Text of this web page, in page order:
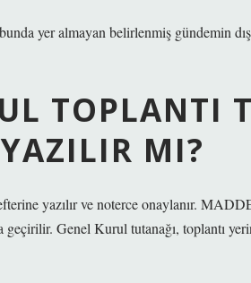
yer almayan belirlenmiş gündemin
TOPLANTI
MI?
yazılır ve noterce onaylanır.
geçirilir. Genel Kurul tutanağı, toplantı